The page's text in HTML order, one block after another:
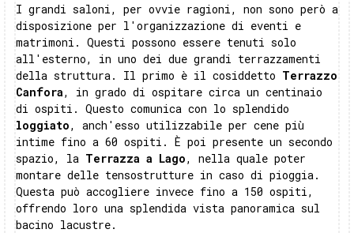
I grandi saloni, per ovvie ragioni, non sono però a
disposizione per l'organizzazione di eventi e
matrimoni. Questi possono essere tenuti solo
all'esterno, in uno dei due grandi terrazzamenti
della struttura. Il primo è il cosiddetto Terrazzo
Canfora, in grado di ospitare circa un centinaio
di ospiti. Questo comunica con lo splendido
loggiato, anch'esso utilizzabile per cene più
intime fino a 60 ospiti. È poi presente un secondo
spazio, la Terrazza a Lago, nella quale poter
montare delle tensostrutture in caso di pioggia.
Questa può accogliere invece fino a 150 ospiti,
offrendo loro una splendida vista panoramica sul
bacino lacustre.